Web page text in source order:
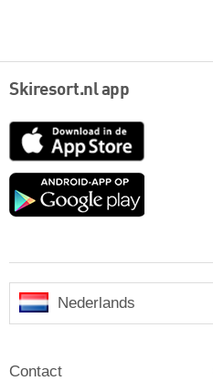
Skiresort.nl app
Nederlands
Contact